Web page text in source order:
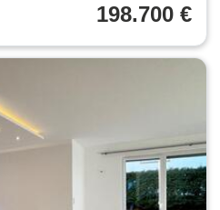
198.700 €